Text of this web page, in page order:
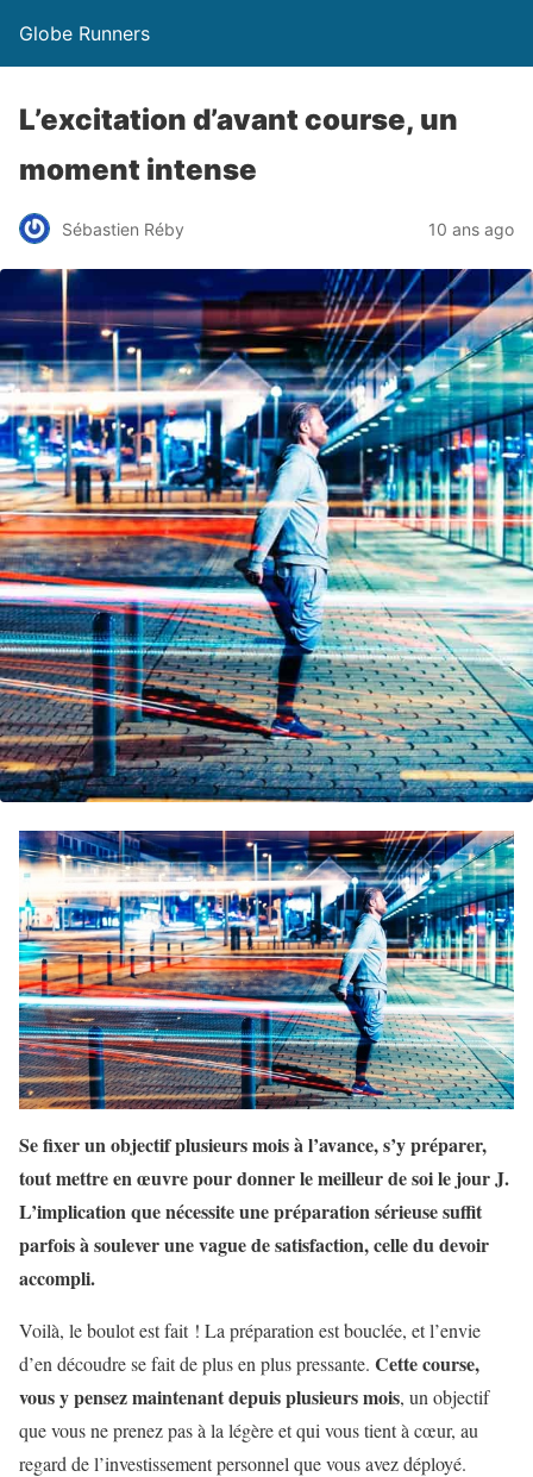
Globe Runners
L’excitation d’avant course, un
moment intense
Sébastien Réby 10 ans ago
Se fixer un objectif plusieurs mois à l’avance, s’y préparer,
tout mettre en œuvre pour donner le meilleur de soi le jour J.
L’implication que nécessite une préparation sérieuse suffit
parfois à soulever une vague de satisfaction, celle du devoir
accompli.
Voilà, le boulot est fait ! La préparation est bouclée, et l’envie
d’en découdre se fait de plus en plus pressante. Cette course,
vous y pensez maintenant depuis plusieurs mois, un objectif
que vous ne prenez pas à la légère et qui vous tient à cœur, au
regard de l’investissement personnel que vous avez déployé.